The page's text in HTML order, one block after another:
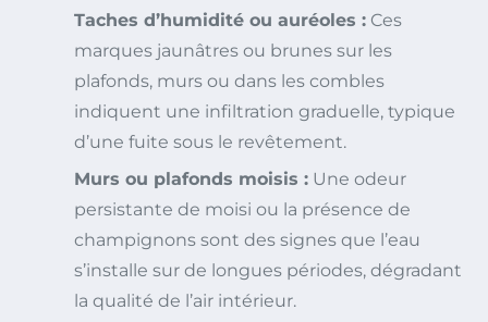
Taches d’humidité ou auréoles : Ces
marques jaunâtres ou brunes sur les
plafonds, murs ou dans les combles
indiquent une infiltration graduelle, typique
d’une fuite sous le revêtement.
Murs ou plafonds moisis : Une odeur
persistante de moisi ou la présence de
champignons sont des signes que l’eau
s’installe sur de longues périodes, dégradant
la qualité de l’air intérieur.